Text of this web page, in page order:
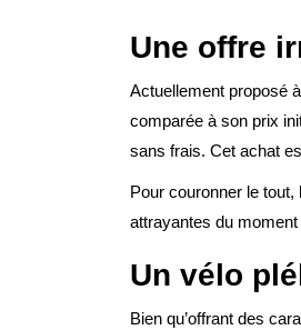
Une offre
Actuellement proposé
comparée à son prix
sans frais. Cet achat
Pour couronner le
attrayantes du
Un vélo
Bien qu’offrant des